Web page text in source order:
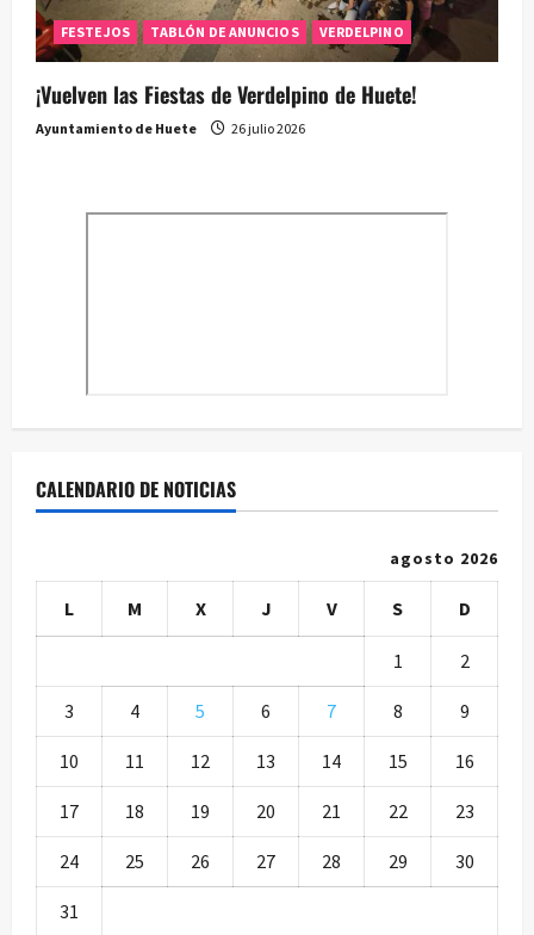
FESTEJOS TABLÓN DE ANUNCIOS VERDELPINO
¡Vuelven las Fiestas de Verdelpino de Huete!
Ayuntamiento de Huete 26 julio 2026
CALENDARIO DE NOTICIAS
agosto 2026
L M X J V S D
1 2
3 4 5 6 7 8 9
10 11 12 13 14 15 16
17 18 19 20 21 22 23
24 25 26 27 28 29 30
31